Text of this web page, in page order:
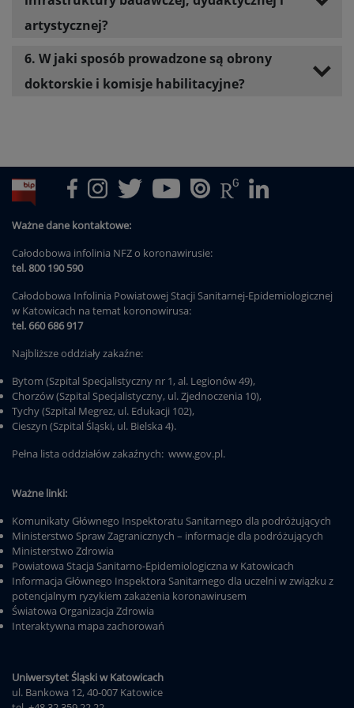
artystycznej?
6. W jaki sposób prowadzone są obrony
doktorskie i komisje habilitacyjne?
Ważne dane kontaktowe:
Całodobowa infolinia NFZ o koronawirusie:
tel. 800 190 590
Całodobowa Infolinia Powiatowej Stacji Sanitarnej-Epidemiologicznej
w Katowicach na temat koronowirusa:
tel. 660 686 917
Najbliższe oddziały zakaźne:
Bytom (Szpital Specjalistyczny nr 1, al. Legionów 49),
Chorzów (Szpital Specjalistyczny, ul. Zjednoczenia 10),
Tychy (Szpital Megrez, ul. Edukacji 102),
Cieszyn (Szpital Śląski, ul. Bielska 4).
Pełna lista oddziałów zakaźnych: www.gov.pl.
Ważne linki:
Komunikaty Głównego Inspektoratu Sanitarnego dla podróżujących
Ministerstwo Spraw Zagranicznych – informacje dla podróżujących
Ministerstwo Zdrowia
Powiatowa Stacja Sanitarno-Epidemiologiczna w Katowicach
Informacja Głównego Inspektora Sanitarnego dla uczelni w związku z
potencjalnym ryzykiem zakażenia koronawirusem
Światowa Organizacja Zdrowia
Interaktywna mapa zachorowań
Uniwersytet Śląski w Katowicach
ul. Bankowa 12, 40-007 Katowice